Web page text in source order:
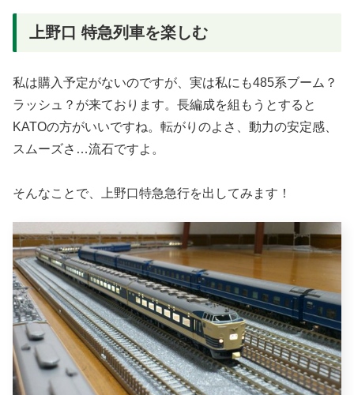
上野口 特急列車を楽しむ
私は購入予定がないのですが、実は私にも485系ブーム？
ラッシュ？が来ております。長編成を組もうとすると
KATOの方がいいですね。転がりのよさ、動力の安定感、
スムーズさ…流石ですよ。
そんなことで、上野口特急急行を出してみます！